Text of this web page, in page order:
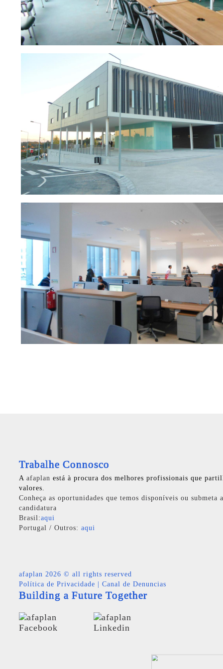
Trabalhe Connosco
A afaplan está à procura dos melhores profissionais que
valores.
Conheça as oportunidades que temos disponíveis ou submeta
candidatura
Brasil:aqui
Portugal / Outros: aqui
afaplan 2026 © all rights reserved
Política de Privacidade
Canal de Denuncias
Building a Future Together